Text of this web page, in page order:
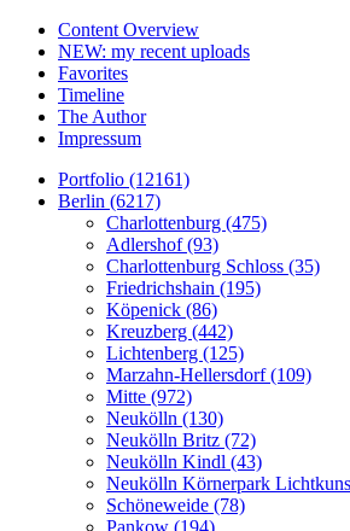
Content Overview
NEW: my recent uploads
Favorites
Timeline
The Author
Impressum
Portfolio (12161)
Berlin (6217)
Charlottenburg (475)
Adlershof (93)
Charlottenburg Schloss (35)
Friedrichshain (195)
Köpenick (86)
Kreuzberg (442)
Lichtenberg (125)
Marzahn-Hellersdorf (109)
Mitte (972)
Neukölln (130)
Neukölln Britz (72)
Neukölln Kindl (43)
Neukölln Körnerpark
Schöneweide (78)
Pankow (194)